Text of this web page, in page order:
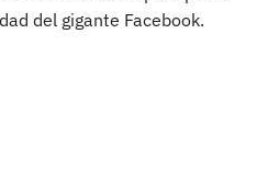
del gigante Facebook.